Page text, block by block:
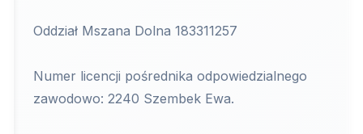
Oddział Mszana Dolna 183311257
Numer licencji pośrednika odpowiedzialnego
zawodowo: 2240 Szembek Ewa.